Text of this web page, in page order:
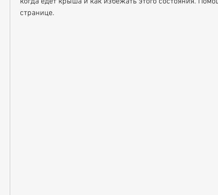
странице.